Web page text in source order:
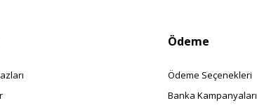
Ödeme
Ödeme Seçenekleri
Banka Kampanyaları